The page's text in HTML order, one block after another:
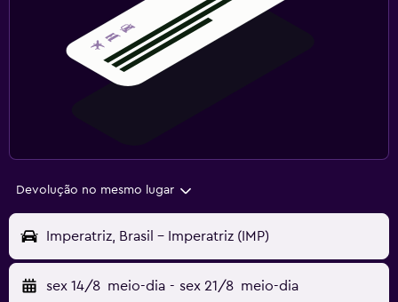
Devolução no mesmo lugar
Imperatriz, Brasil - Imperatriz (IMP)
sex 14/8 meio-dia - sex 21/8 meio-dia